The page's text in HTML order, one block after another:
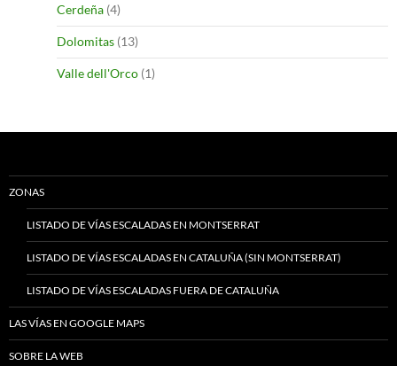
Cerdeña (4)
Dolomitas (13)
Valle dell'Orco (1)
ZONAS
LISTADO DE VÍAS ESCALADAS EN MONTSERRAT
LISTADO DE VÍAS ESCALADAS EN CATALUÑA (SIN MONTSERRAT)
LISTADO DE VÍAS ESCALADAS FUERA DE CATALUÑA
LAS VÍAS EN GOOGLE MAPS
SOBRE LA WEB